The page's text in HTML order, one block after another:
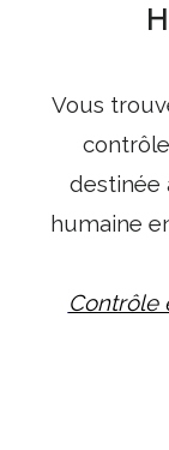
Vous
destinée
humaine
Contrôle